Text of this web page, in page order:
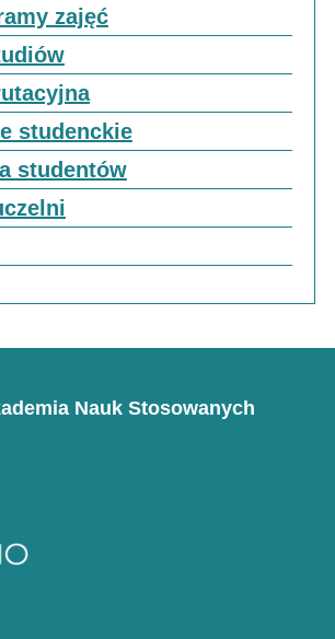
zajęć
studenckie
studentów
Nauk Stosowanych